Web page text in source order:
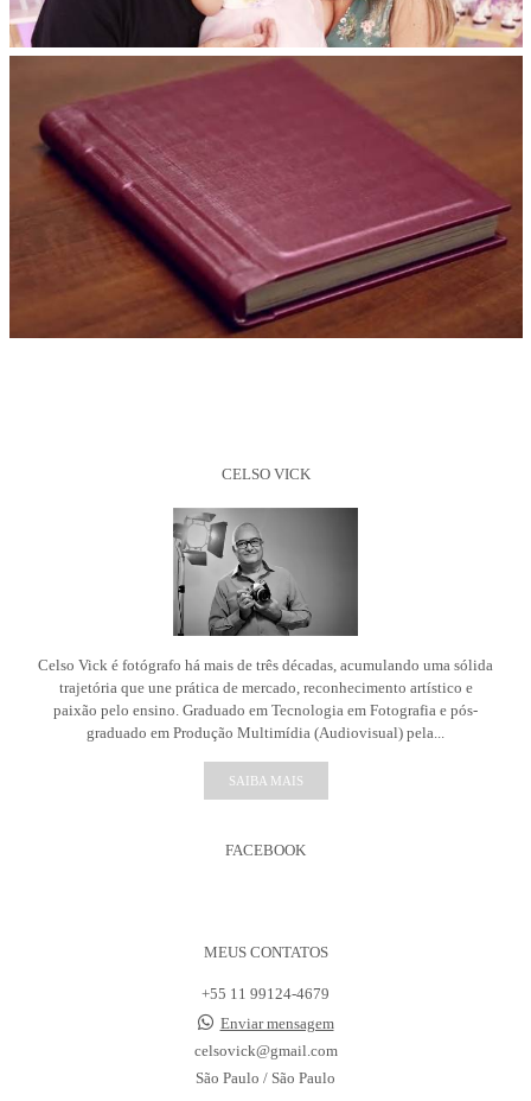
CELSO VICK
Celso Vick é fotógrafo há mais de três décadas, acumulando uma sólida
trajetória que une prática de mercado, reconhecimento artístico e
paixão pelo ensino. Graduado em Tecnologia em Fotografia e pós-
graduado em Produção Multimídia (Audiovisual) pela...
SAIBA MAIS
FACEBOOK
MEUS CONTATOS
+55 11 99124-4679
Enviar mensagem
celsovick@gmail.com
São Paulo / São Paulo